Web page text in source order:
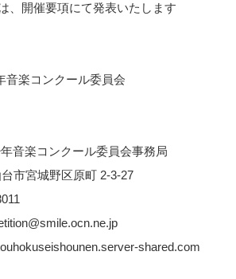
、開催要項にて発表いたします
音楽コンクール委員会
音楽コンクール委員会事務局
市宮城野区原町 2-3-27
shared.com